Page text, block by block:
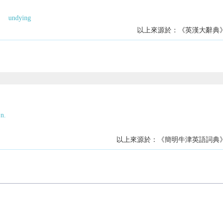
undying
以上來源於：《英漢大辭典》
n.
以上來源於：《簡明牛津英語詞典》